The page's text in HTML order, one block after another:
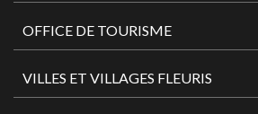
OFFICE DE TOURISME
VILLES ET VILLAGES FLEURIS